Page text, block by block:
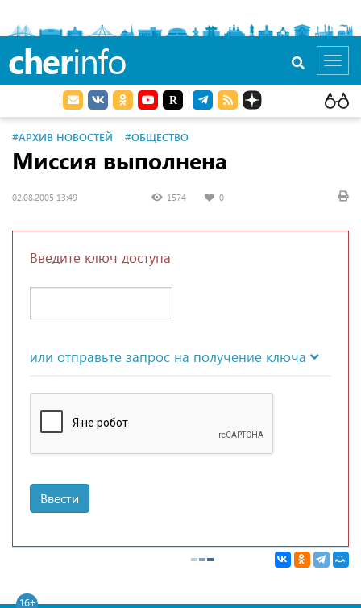
cherinfo
#АРХИВ НОВОСТЕЙ #ОБЩЕСТВО
Миссия выполнена
02.08.2005 13:49 1574 0
Введите ключ доступа
или отправьте запрос на получение ключа
Ввести
16+